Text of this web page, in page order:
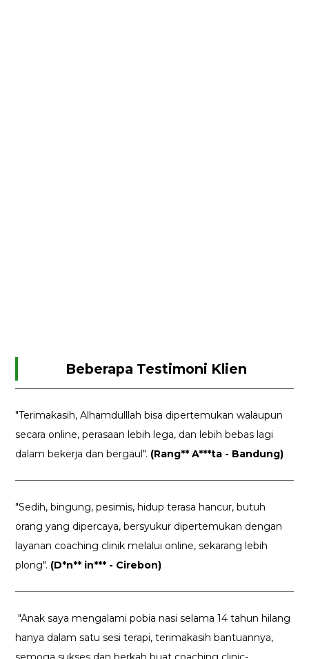
Beberapa Testimoni Klien
"Terimakasih, Alhamdulllah bisa dipertemukan walaupun
secara online, perasaan lebih lega, dan lebih bebas lagi
dalam bekerja dan bergaul". (Rang** A***ta - Bandung)
"Sedih, bingung, pesimis, hidup terasa hancur, butuh
orang yang dipercaya, bersyukur dipertemukan dengan
layanan coaching clinik melalui online, sekarang lebih
plong". (D*n** in*** - Cirebon)
"Anak saya mengalami pobia nasi selama 14 tahun hilang
hanya dalam satu sesi terapi, terimakasih bantuannya,